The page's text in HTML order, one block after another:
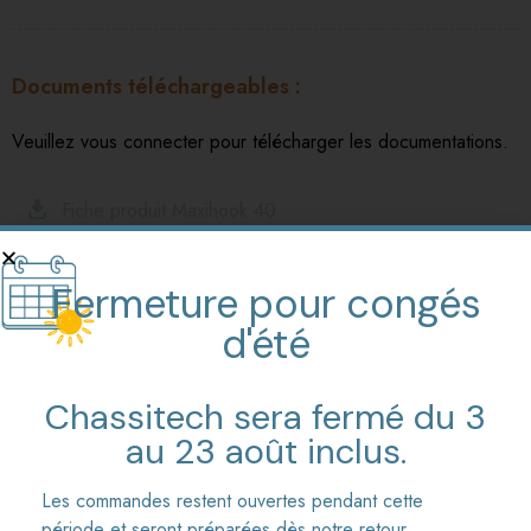
Documents téléchargeables
Veuillez vous connecter pour télécharger les documentations.
Fermeture pour congés
d'été
Chassitech sera fermé du 3
au 23 août inclus.
Les commandes restent ouvertes pendant cette